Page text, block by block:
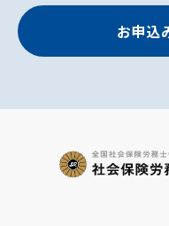
お申込